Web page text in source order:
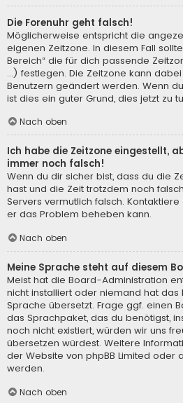
Die Forenuhr geht falsch!
Möglicherweise entspricht die
eigenen Zeitzone. In diesem Fall
Bereich“ die für dich passende
...) festlegen. Die Zeitzone kann
Benutzern geändert werden. Wenn
ist dies ein guter Grund, dies jetzt zu
Nach oben
Ich habe die Zeitzone eingestellt,
immer noch falsch!
Wenn du dir sicher bist, dass du die
hast und die Zeit trotzdem noch
Servers vermutlich falsch.
er das Problem beheben kann.
Nach oben
Meine Sprache steht auf diesem
Meist hat die Board-Administration
nicht installiert oder niemand hat das
Sprache übersetzt. Frage ggf. einen
das Sprachpaket, das du benötigst,
noch nicht existiert, würden wir uns
übersetzen würdest. Weitere
der Website von phpBB Limited oder
werden.
Nach oben